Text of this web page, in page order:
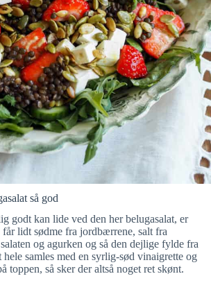
så god
godt kan lide ved den her belugasalat, er
lidt sødme fra jordbærrene, salt fra
og agurken og så den dejlige fylde fra
samles med en syrlig-sød vinaigrette og
toppen, så sker der altså noget ret skønt.